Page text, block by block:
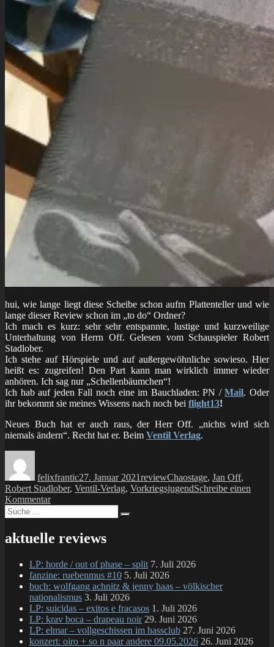
hui, wie lange liegt diese Scheibe schon aufm Plattenteller und wie
lange dieser Review schon im „to do“ Ordner?
Ich mach es kurz: sehr sehr entspannte, lustige und kurzweilige
Unterhaltung von Herrn Off. Gelesen vom Schauspieler Robert
Stadlober.
Ich stehe auf Hörspiele und auf außergewöhnliche sowieso. Hier
heißt es: zugreifen! Den Part kann man wirklich immer wieder
anhören. Ich sag nur „Schellenbäumchen“!
Ich hab auf jeden Fall noch eine im Bauchladen: PN /Mail. Oder
ihr bekommt sie meines Wissens nach noch bei flight13!
Neues Buch hat er auch raus, der Herr Off. „nichts wird sich
niemals ändern“. Recht hat er. Beim Ventil Verlag.
felixfrantic27. Januar 2021reviewChaostage, Jan Off,
Robert Stadlober, Ventil-Verlag, VorkriegsjugendSchreibe einen
Kommentarzu
JAN
–
(im
schatten
der
chaostage)
LP
Suche
nach:
aktuelle reviews
LP: horde / out of phase – split 7. Juli 2026
fanzine: ruebenmus #10 5. Juli 2026
buch: wolfgang achnitz & jenny haas – völkischer
nationalismus 3. Juli 2026
LP: suicidas – exitos e fracasos 1. Juli 2026
LP: krav boca – drapeau noir 29. Juni 2026
LP: elmar – vollgeschissen im hassclub 27. Juni 2026
konzert: oiro + so n paar andere 09.05.2026 26. Juni 2026